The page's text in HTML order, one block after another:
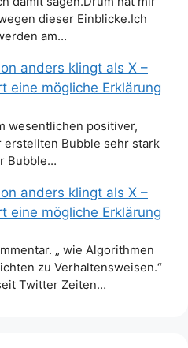
dieser Einblicke.Ich
am…
anders klingt als X –
eine mögliche Erklärung
wesentlichen positiver,
Bubble sehr stark
Bubble…
anders klingt als X –
eine mögliche Erklärung
„ wie Algorithmen
zu Verhaltensweisen.“
Twitter Zeiten…